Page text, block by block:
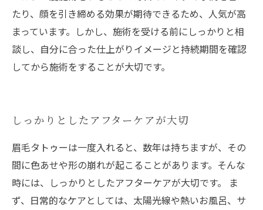
たり、顔を引き締める効果が期待できるため、人気が高
まっています。しかし、施術を受ける前にしっかりと相
談し、自分に合った仕上がりイメージと持続期間を確認
してから施術をすることが大切です。
しっかりとしたアフターケアが大切
眉毛タトゥーは一度入れると、数年は持ちますが、その
間に色あせや形の崩れが起こることがあります。そんな
時には、しっかりとしたアフターケアが大切です。 ま
ず、日常的なケアとしては、太陽光線や熱いお風呂、サ